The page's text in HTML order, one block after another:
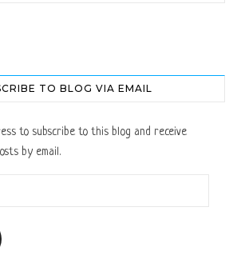
TO BLOG VIA EMAIL
to subscribe to this blog and receive
by email.